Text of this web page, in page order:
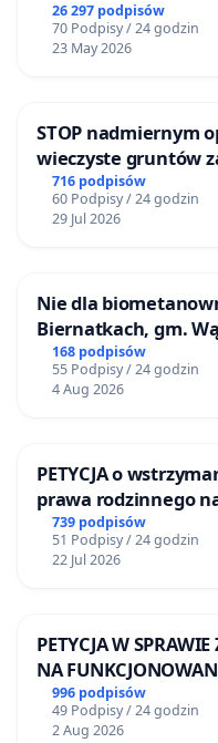
26 297 podpisów
70 Podpisy / 24 godzin
23 May 2026
STOP nadmiernym
wieczyste gruntów
ogrody działkowe.
716 podpisów
60 Podpisy / 24 godzin
29 Jul 2026
Nie dla
Biernatkach, gm.
168 podpisów
55 Podpisy / 24 godzin
4 Aug 2026
PETYCJA o
739 podpisów
51 Podpisy / 24 godzin
22 Jul 2026
PETYCJA W
NA
BEZDOMNYCH
996 podpisów
49 Podpisy / 24 godzin
2 Aug 2026